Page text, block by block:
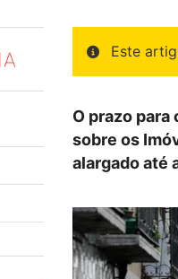
Este
O prazo
sobre os
alargado até